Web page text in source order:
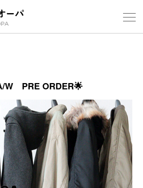
W PRE ORDER🌟
フロア
ショッ
レスト
施設案内